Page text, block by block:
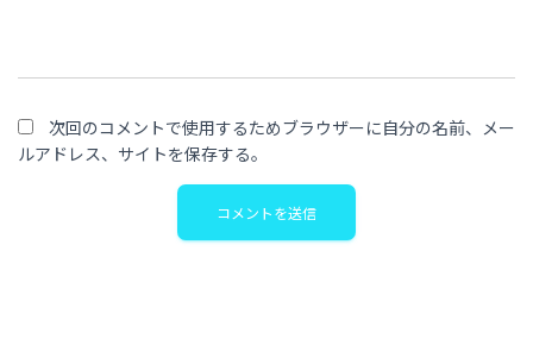
次回のコメントで使用するためブラウザーに自分の名前、メー
ルアドレス、サイトを保存する。